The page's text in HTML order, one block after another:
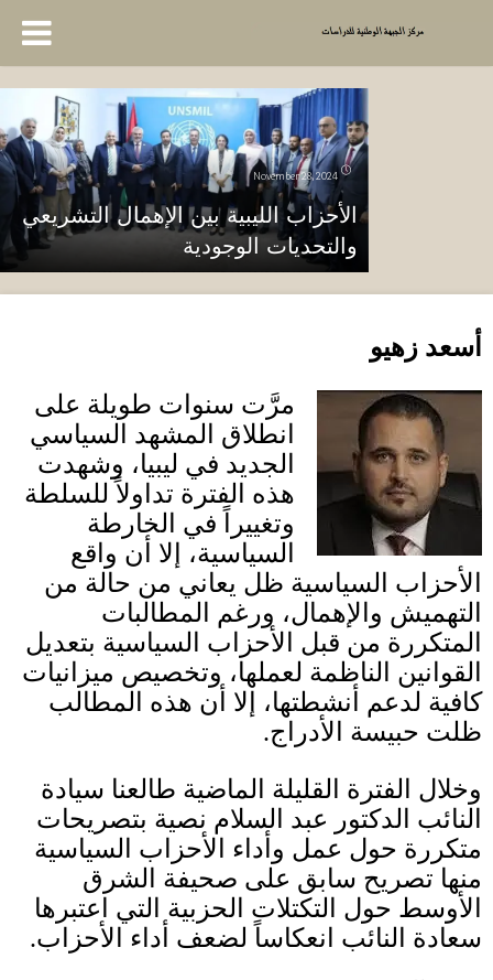
November 28, 2024
الأحزاب الليبية بين الإهمال التشريعي
والتحديات الوجودية
أسعد زهيو
مرَّت سنوات طويلة على
انطلاق المشهد السياسي
الجديد في ليبيا، وشهدت
هذه الفترة تداولاً للسلطة
وتغييراً في الخارطة
السياسية، إلا أن واقع
الأحزاب السياسية ظل يعاني من حالة من
التهميش والإهمال، ورغم المطالبات
المتكررة من قبل الأحزاب السياسية بتعديل
القوانين الناظمة لعملها، وتخصيص ميزانيات
كافية لدعم أنشطتها، إلا أن هذه المطالب
ظلت حبيسة الأدراج.
وخلال الفترة القليلة الماضية طالعنا سيادة
النائب الدكتور عبد السلام نصية بتصريحات
متكررة حول عمل وأداء الأحزاب السياسية
منها تصريح سابق على صحيفة الشرق
الأوسط حول التكتلات الحزبية التي اعتبرها
سعادة النائب انعكاساً لضعف أداء الأحزاب.